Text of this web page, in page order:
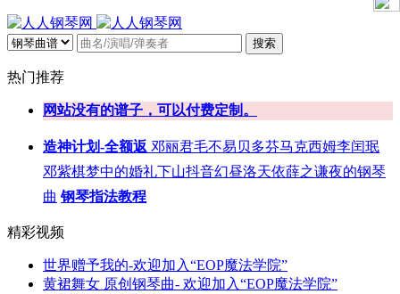
搜索
热门推荐
网站没有的谱子，可以付费定制。
造神计划-全额返 邓丽君毛不易贝多芬马克西姆李闰珉
邓紫棋梦中的婚礼下山抖音幻昼洛天依薛之谦夜的钢琴
曲 钢琴指法教程
精彩视频
世界赠予我的-欢迎加入“EOP魔法学院”
黄裙舞女 原创钢琴曲- 欢迎加入“EOP魔法学院”